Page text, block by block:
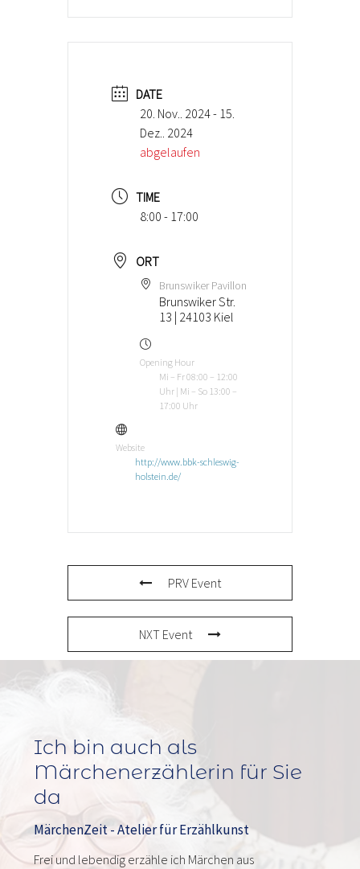
DATE
20. Nov.. 2024- 15.
Dez.. 2024
abgelaufen
TIME
8:00 - 17:00
ORT
Brunswiker Pavillon
Brunswiker Str.
13 | 24103 Kiel
Opening Hour
Mi – Fr 08:00 – 12:00
Uhr | Mi – So 13:00 –
17:00 Uhr
Website
http://www.bbk-schleswig-
holstein.de/
PRV Event
NXT Event
Ich bin auch als
Märchenerzählerin für Sie
da
MärchenZeit - Atelier für Erzählkunst
Frei und lebendig erzähle ich Märchen aus